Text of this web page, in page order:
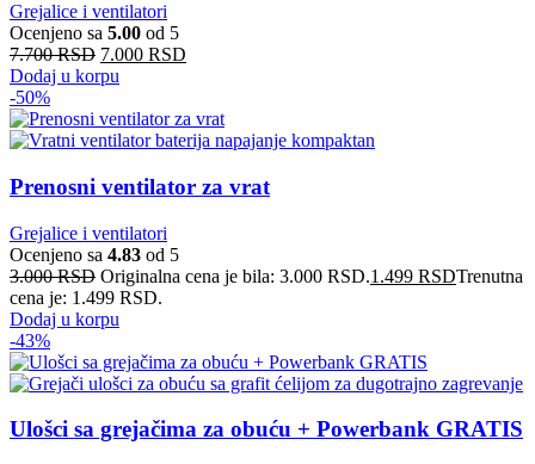
Grejalice i ventilatori
Ocenjeno sa 5.00 od 5
7.700RSD 7.000 RSD
Dodaj u korpu
-50%
Prenosni ventilator za vrat
Grejalice i ventilatori
Ocenjeno sa 4.83 od 5
3.000RSD Originalna cena je bila: 3.000 RSD.1.499 RSDTrenutna
cena je: 1.499 RSD.
Dodaj u korpu
-43%
Ulošci sa grejačima za obuću + Powerbank GRATIS